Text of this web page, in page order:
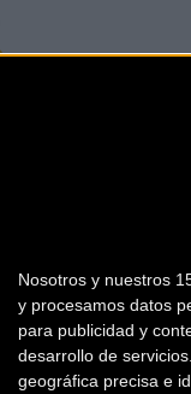
Nosotros y nuestros
y procesamos datos
para publicidad y
desarrollo de servicios.
geográfica precisa e
¿Eres el